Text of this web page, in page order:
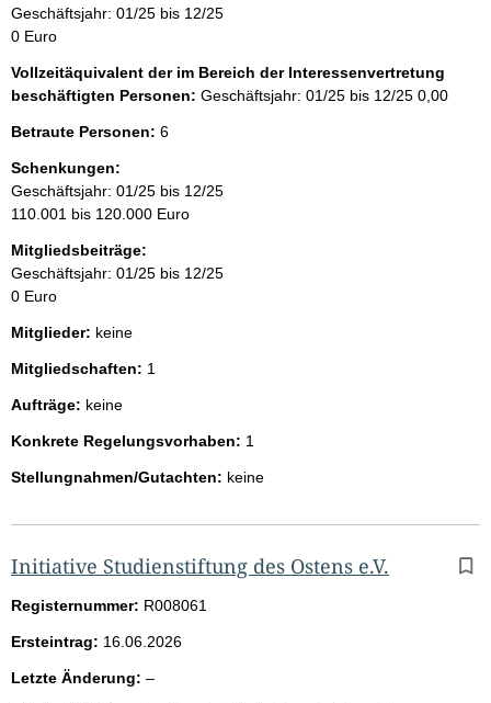
Geschäftsjahr: 01/25 bis 12/25
0 Euro
Vollzeitäquivalent der im Bereich der Interessenvertretung
beschäftigten Personen: Geschäftsjahr: 01/25 bis 12/25 0,00
Betraute Personen: 6
Schenkungen:
Geschäftsjahr: 01/25 bis 12/25
110.001 bis 120.000 Euro
Mitgliedsbeiträge:
Geschäftsjahr: 01/25 bis 12/25
0 Euro
Mitglieder: keine
Mitgliedschaften: 1
Aufträge: keine
Konkrete Regelungsvorhaben: 1
Stellungnahmen/Gutachten: keine
Initiative Studienstiftung des Ostens e.V.
Registernummer: R008061
Ersteintrag: 16.06.2026
Letzte Änderung: –l